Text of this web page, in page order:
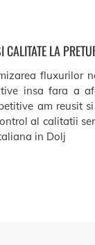
LA
fluxurilor
insa fara a
am reusit
al calitatii
in Dolj